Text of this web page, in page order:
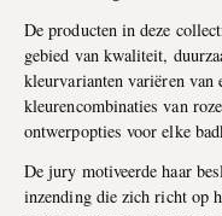
De producten in deze
gebied van kwaliteit,
kleurvarianten variëren van
kleurencombinaties van
ontwerpopties voor elke
De jury motiveerde haar
inzending die zich richt op